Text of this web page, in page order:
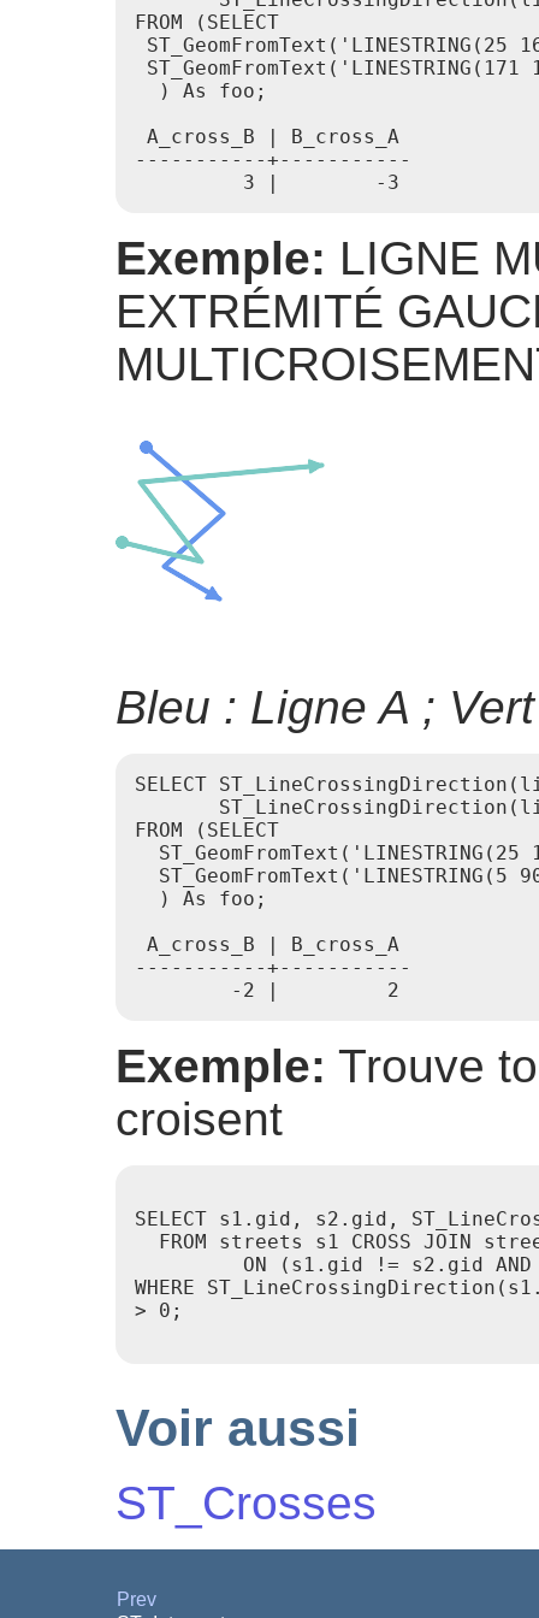
FROM (SELECT
  ) As foo;
A_cross_B | B_cross_A
-----------+-----------
Exemple: LIGNE
EXTRÉMITÉ
Bleu : Ligne A ;
SELECT
FROM (SELECT
ST_GeomFromText('LINESTRING(25
ST_GeomFromText('LINESTRING(5
  ) As foo;
A_cross_B | B_cross_A
-----------+-----------
Exemple: Trouve
croisent
SELECT s1.gid, s2.gid,
FROM streets s1 CROSS JOIN
ON (s1.gid != s2.gid
WHERE
> 0;
Voir aussi
ST_Crosses
Prev